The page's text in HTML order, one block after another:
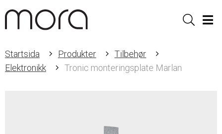
Sök
Startsida Produkter
Tilbehør
Elektronikk
Tronic monteringsplate Marlan